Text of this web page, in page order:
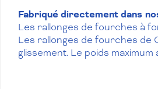
Fabriqué directement dans
Les rallonges de fourches à
Les rallonges de fourches de
glissement. Le poids